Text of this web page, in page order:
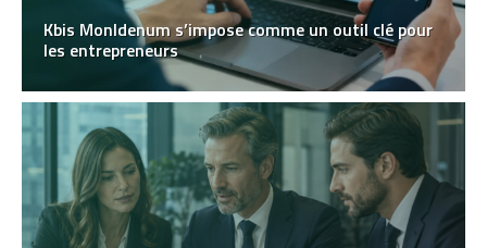
Kbis MonIdenum s’impose comme un outil clé pour
les entrepreneurs